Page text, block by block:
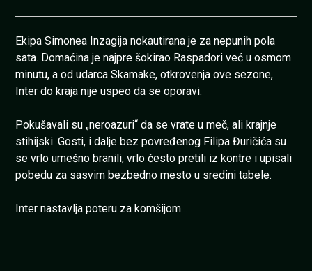
Ekipa Simonea Inzagija nokautirana je za nepunih pola
sata. Domaćina je najpre šokirao Raspadori već u osmom
minutu, a od udarca Skamake, otkrovenja ove sezone,
Inter do kraja nije uspeo da se oporavi.
Pokušavali su „neroazuri“ da se vrate u meč, ali krajnje
stihijski. Gosti, i dalje bez povređenog Filipa Đuričića su
se vrlo umešno branili, vrlo često pretili iz kontre i upisali
pobedu za sasvim bezbedno mesto u sredini tabele.
Inter nastavlja poteru za komšijom…